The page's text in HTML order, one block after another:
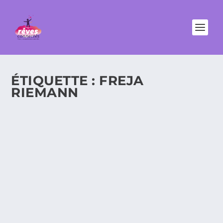
ÉTIQUETTE : FREJA
RIEMANN